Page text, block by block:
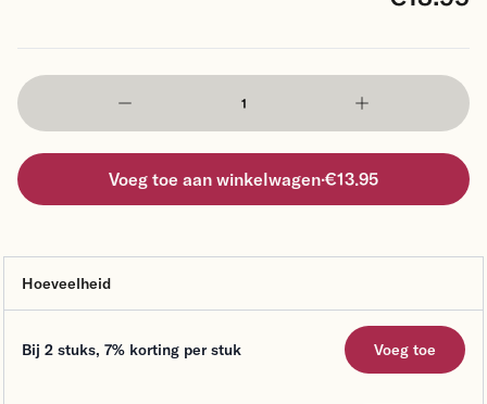
Voeg toe aan winkelwagen·€13.95
Hoeveelheid
Bij 2 stuks, 7% korting per stuk Voeg toe